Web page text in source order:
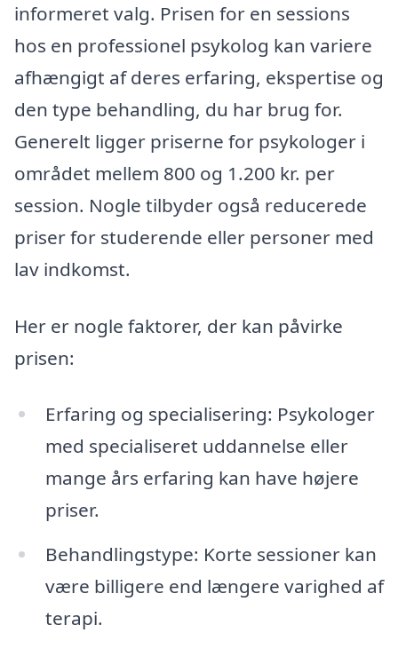
informeret valg. Prisen for en sessions
hos en professionel psykolog kan variere
afhængigt af deres erfaring, ekspertise og
den type behandling, du har brug for.
Generelt ligger priserne for psykologer i
området mellem 800 og 1.200 kr. per
session. Nogle tilbyder også reducerede
priser for studerende eller personer med
lav indkomst.
Her er nogle faktorer, der kan påvirke
prisen:
Erfaring og specialisering: Psykologer
med specialiseret uddannelse eller
mange års erfaring kan have højere
priser.
Behandlingstype: Korte sessioner kan
være billigere end længere varighed af
terapi.